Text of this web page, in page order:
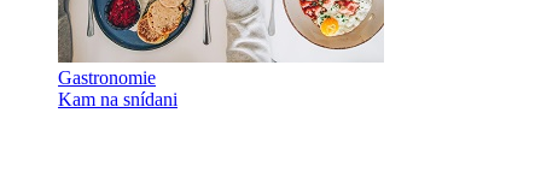
Gastronomie
Kam na snídani